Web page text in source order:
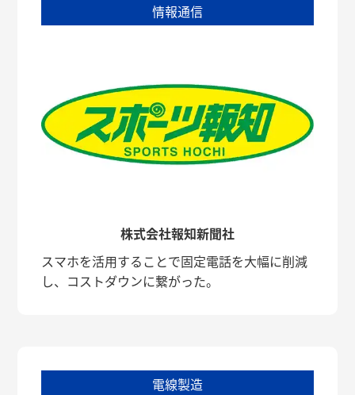
情報通信
株式会社報知新聞社
スマホを活用することで固定電話を大幅に削減
し、コストダウンに繋がった。
電線製造